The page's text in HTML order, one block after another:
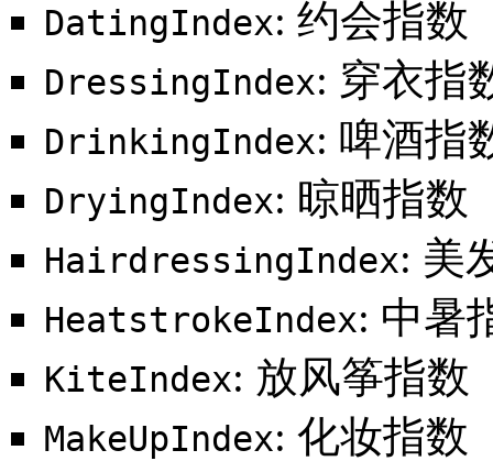
DatingIndex: 约会指数
DressingIndex: 穿衣指
DrinkingIndex: 啤酒指
DryingIndex: 晾晒指数
HairdressingIndex: 美
HeatstrokeIndex: 中暑
KiteIndex: 放风筝指数
MakeUpIndex: 化妆指数